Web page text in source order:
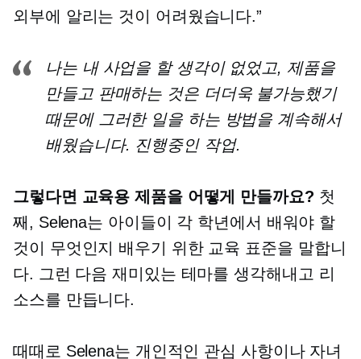
외부에 알리는 것이 어려웠습니다.”
나는 내 사업을 할 생각이 없었고, 제품을
만들고 판매하는 것은 더더욱 불가능했기
때문에 그러한 일을 하는 방법을 계속해서
배웠습니다. 진행중인 작업.
그렇다면 교육용 제품을 어떻게 만들까요? 첫
째, Selena는 아이들이 각 학년에서 배워야 할
것이 무엇인지 배우기 위한 교육 표준을 말합니
다. 그런 다음 재미있는 테마를 생각해내고 리
소스를 만듭니다.
때때로 Selena는 개인적인 관심 사항이나 자녀